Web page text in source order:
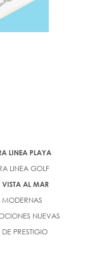
LINEA PLAYA
LINEA GOLF
VISTA AL MAR
MODERNAS
NUEVAS
PRESTIGIO